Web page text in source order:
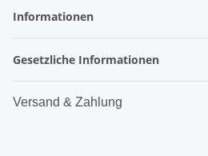
Informationen
Gesetzliche Informationen
Versand & Zahlung